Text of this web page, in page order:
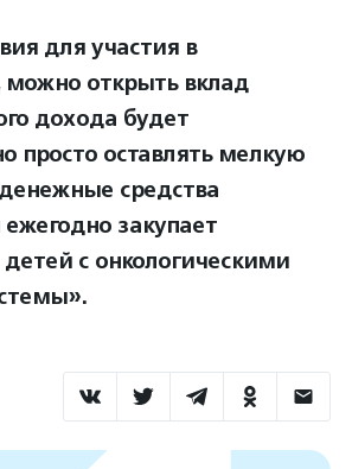
для участия в
можно открыть вклад
дохода будет
оставлять мелкую
средства
закупает
с онкологическими